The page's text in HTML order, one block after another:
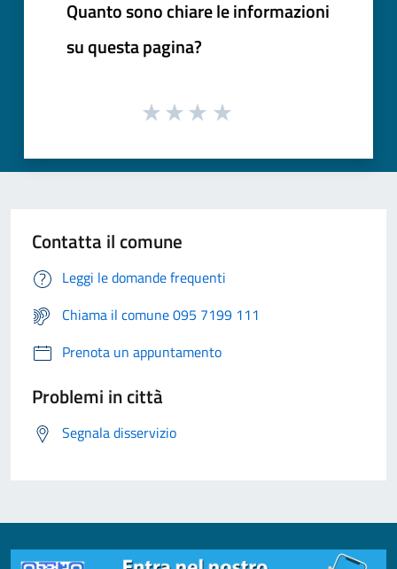
Quanto sono chiare le informazioni
su questa pagina?
Contatta il comune
Leggi le domande frequenti
Chiama il comune 095 7199 111
Prenota un appuntamento
Problemi in città
Segnala disservizio